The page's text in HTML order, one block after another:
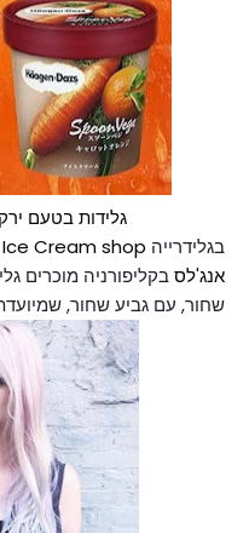
גלידות בטעם
בגלידרייה
אנג'לסבקליפורניה מוכרים
שחור, עם גביע שחור,